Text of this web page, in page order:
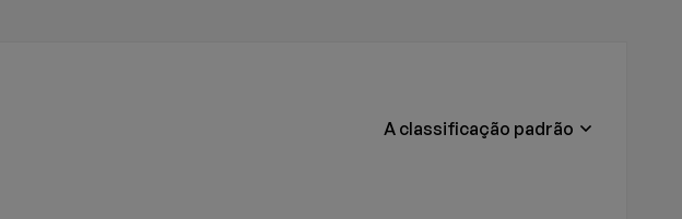
A classificação padrão